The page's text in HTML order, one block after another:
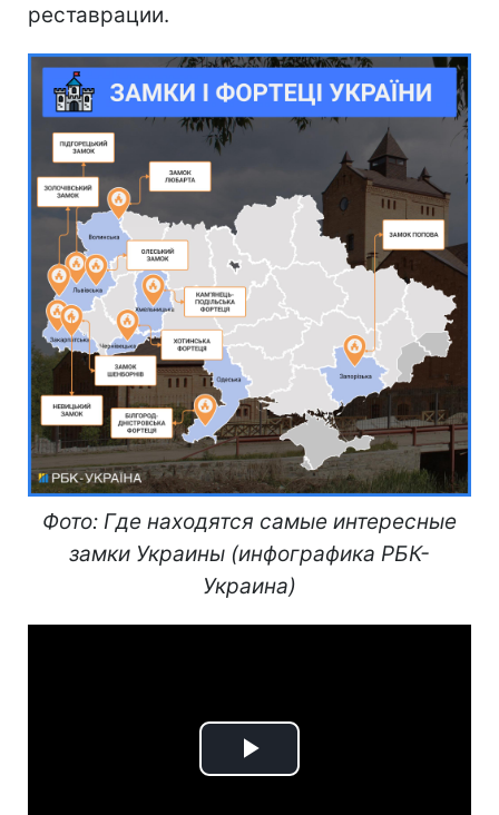
реставрации.
Фото: Где находятся самые интересные
замки Украины (инфографика РБК-
Украина)
Play